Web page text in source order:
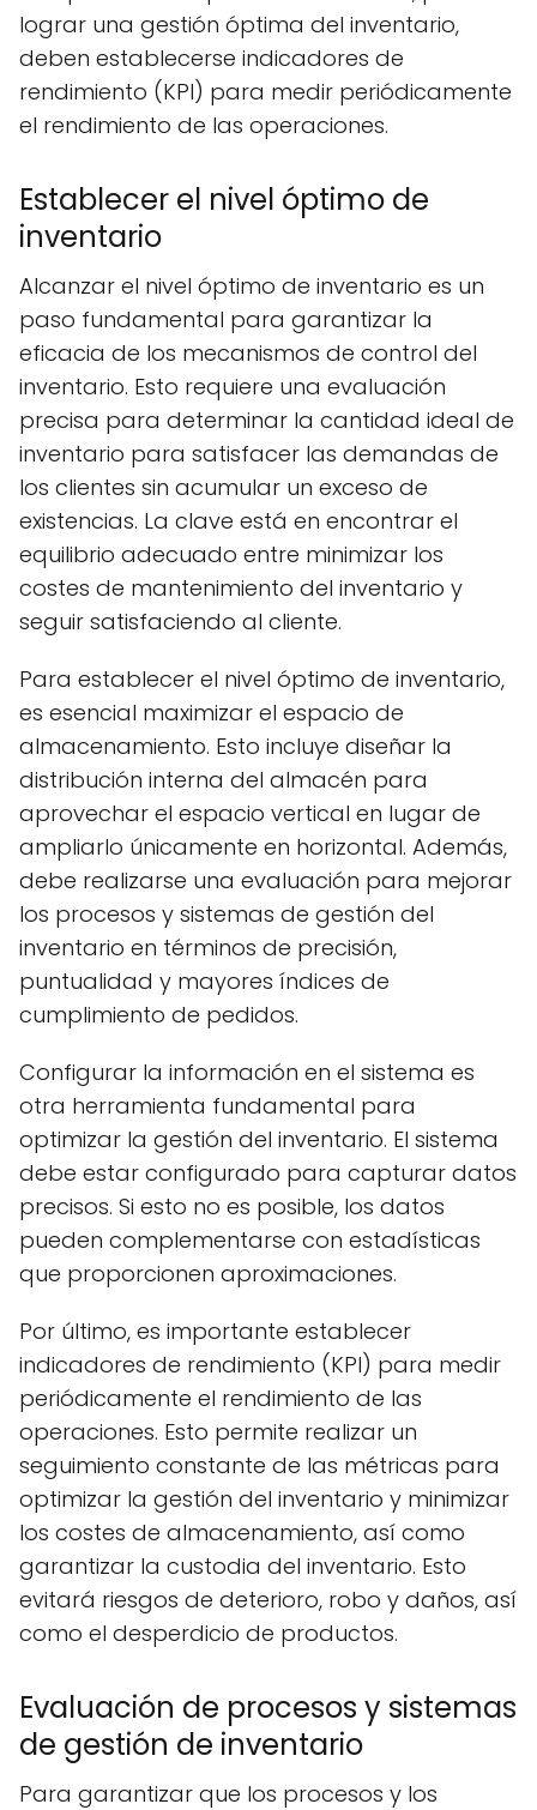
lograr una gestión óptima del inventario,
deben establecerse indicadores de
rendimiento (KPI) para medir periódicamente
el rendimiento de las operaciones.
Establecer el nivel óptimo de
inventario
Alcanzar el nivel óptimo de inventario es un
paso fundamental para garantizar la
eficacia de los mecanismos de control del
inventario. Esto requiere una evaluación
precisa para determinar la cantidad ideal de
inventario para satisfacer las demandas de
los clientes sin acumular un exceso de
existencias. La clave está en encontrar el
equilibrio adecuado entre minimizar los
costes de mantenimiento del inventario y
seguir satisfaciendo al cliente.
Para establecer el nivel óptimo de inventario,
es esencial maximizar el espacio de
almacenamiento. Esto incluye diseñar la
distribución interna del almacén para
aprovechar el espacio vertical en lugar de
ampliarlo únicamente en horizontal. Además,
debe realizarse una evaluación para mejorar
los procesos y sistemas de gestión del
inventario en términos de precisión,
puntualidad y mayores índices de
cumplimiento de pedidos.
Configurar la información en el sistema es
otra herramienta fundamental para
optimizar la gestión del inventario. El sistema
debe estar configurado para capturar datos
precisos. Si esto no es posible, los datos
pueden complementarse con estadísticas
que proporcionen aproximaciones.
Por último, es importante establecer
indicadores de rendimiento (KPI) para medir
periódicamente el rendimiento de las
operaciones. Esto permite realizar un
seguimiento constante de las métricas para
optimizar la gestión del inventario y minimizar
los costes de almacenamiento, así como
garantizar la custodia del inventario. Esto
evitará riesgos de deterioro, robo y daños, así
como el desperdicio de productos.
Evaluación de procesos y sistemas
de gestión de inventario
Para garantizar que los procesos y los